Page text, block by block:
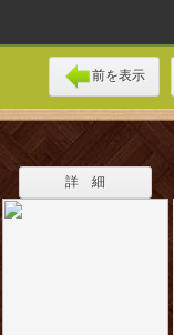
前を表示
詳 細